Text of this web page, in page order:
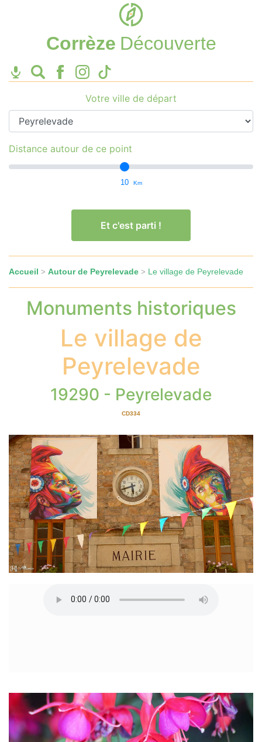
Corrèze Découverte
Votre ville de départ
Distance autour de ce point
10 Km
Et c'est parti !
Accueil > Autour de Peyrelevade > Le village de Peyrelevade
Monuments historiques
Le village de
Peyrelevade
19290 - Peyrelevade
CD334